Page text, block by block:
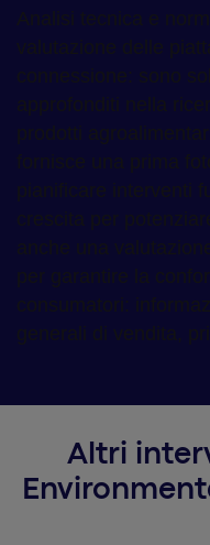
Analisi tecnica e
valutazione delle
connessione: sono
approfonditi nella
prodotti
fornisce una prima
pianificare interventi
crescita per
anche una
per garantire la
consumatori:
generali di vendita,
Altri